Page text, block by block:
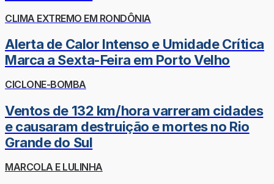
CLIMA EXTREMO EM RONDÔNIA
Alerta de Calor Intenso e Umidade Crítica
Marca a Sexta-Feira em Porto Velho
CICLONE-BOMBA
Ventos de 132 km/hora varreram cidades
e causaram destruição e mortes no Rio
Grande do Sul
MARCOLA E LULINHA